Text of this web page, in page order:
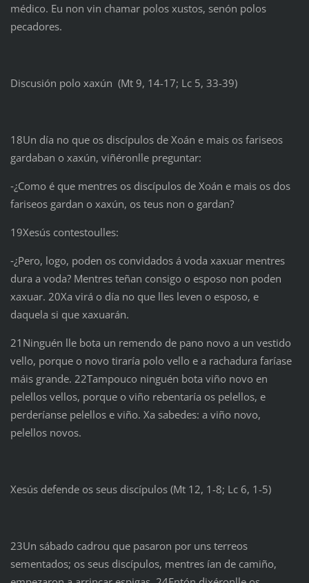
médico. Eu non vin chamar polos xustos, senón polos
pecadores.
Discusión polo xaxún (Mt 9, 14-17; Lc 5, 33-39)
18Un día no que os discípulos de Xoán e mais os fariseos
gardaban o xaxún, viñéronlle preguntar:
‑¿Como é que mentres os discípulos de Xoán e mais os dos
fariseos gardan o xaxún, os teus non o gardan?
19Xesús contestoulles:
‑¿Pero, logo, poden os convidados á voda xaxuar mentres
dura a voda? Mentres teñan consigo o esposo non poden
xaxuar. 20Xa virá o día no que lles leven o esposo, e
daquela si que xaxuarán.
21Ninguén lle bota un remendo de pano novo a un vestido
vello, porque o novo tiraría polo vello e a rachadura faríase
máis grande. 22Tampouco ninguén bota viño novo en
pelellos vellos, porque o viño rebentaría os pelellos, e
perderíanse pelellos e viño. Xa sabedes: a viño novo,
pelellos novos.
Xesús defende os seus discípulos (Mt 12, 1-8; Lc 6, 1-5)
23Un sábado cadrou que pasaron por uns terreos
sementados; os seus discípulos, mentres ían de camiño,